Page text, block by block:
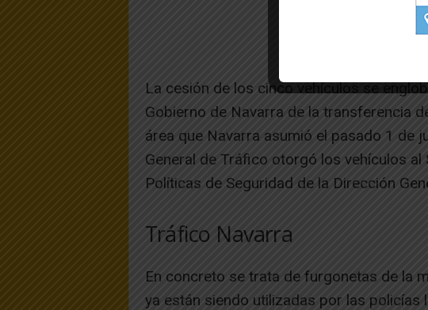
La cesión de los cinco vehículos se
Gobierno de Navarra de la transferencia
área que Navarra asumió el pasado 1 de
General de Tráfico otorgó los vehículos
Políticas de Seguridad de la Dirección
Tráfico Navarra
En concreto se trata de furgonetas de la
ya están siendo utilizadas por las policías